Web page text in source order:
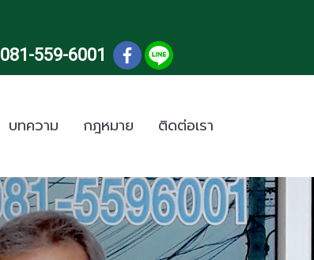
081-559-6001
บทความ กฎหมาย ติดต่อเรา